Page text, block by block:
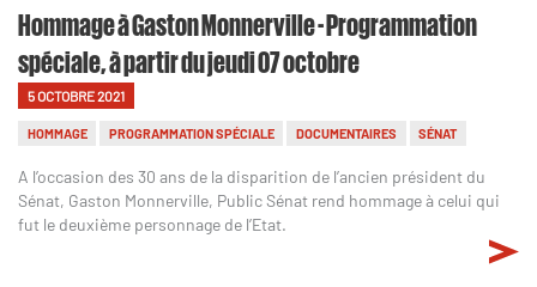
Hommage à Gaston Monnerville - Programmation
spéciale, à partir du jeudi 07 octobre
5 OCTOBRE 2021
HOMMAGE PROGRAMMATION SPÉCIALE DOCUMENTAIRES SÉNAT
A l’occasion des 30 ans de la disparition de l’ancien président du
Sénat, Gaston Monnerville, Public Sénat rend hommage à celui qui
fut le deuxième personnage de l’Etat.